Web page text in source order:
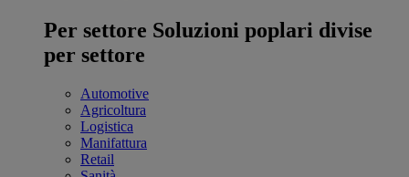
Per settore Soluzioni poplari divise
per settore
Automotive
Agricoltura
Logistica
Manifattura
Retail